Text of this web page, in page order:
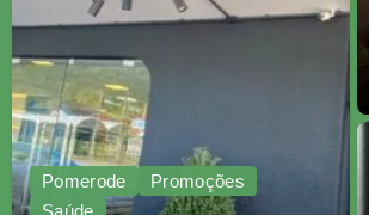
Pomerode
Promoções
Saúde